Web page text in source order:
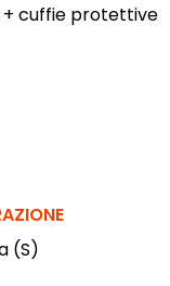
cuffie protettive
(S)